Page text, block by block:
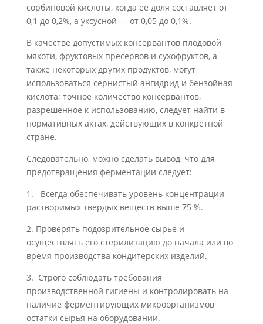
сорбиновой кислоты, когда ее доля составляет от
0,1 до 0,2%, а уксусной — от 0,05 до 0,1%.
В качестве допустимых консервантов плодовой
мякоти, фруктовых пресервов и сухофруктов, а
также некоторых других продуктов, могут
использоваться серни­стый ангидрид и бензойная
кислота; точное количество консервантов,
разрешенное к использованию, следует найти в
нормативных актах, действующих в конкретной
стране.
Следовательно, можно сделать вывод, что для
предотвращения ферментации следует:
1. Всегда обеспечивать уровень концентрации
растворимых твердых веществ выше 75 %.
2. Проверять подозрительное сырье и
осуществлять его стерилизацию до начала или во
время производства кондитерских изделий.
3. Строго соблюдать требования
производственной гигиены и контролировать на
наличие ферментирующих микроорганизмов
остатки сырья на оборудовании.